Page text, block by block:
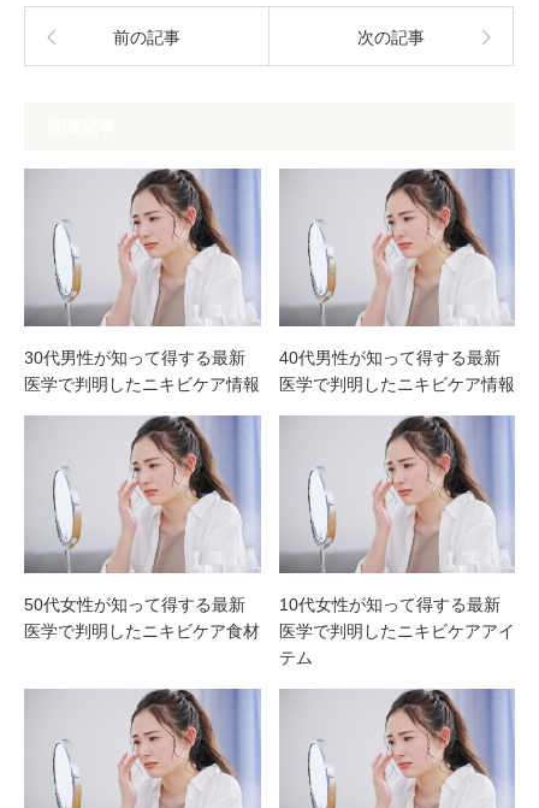
前の記事 次の記事
30代男性が知って得する最新
医学で判明したニキビケア情報
40代男性が知って得する最新
医学で判明したニキビケア情報
50代女性が知って得する最新
医学で判明したニキビケア食材
10代女性が知って得する最新
医学で判明したニキビケアアイ
テム